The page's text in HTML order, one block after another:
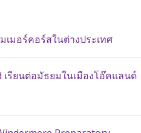
มอร์คอร์สในต่างประเทศ
เรียนต่อมัธยมในเมืองโอ๊คแลนด์